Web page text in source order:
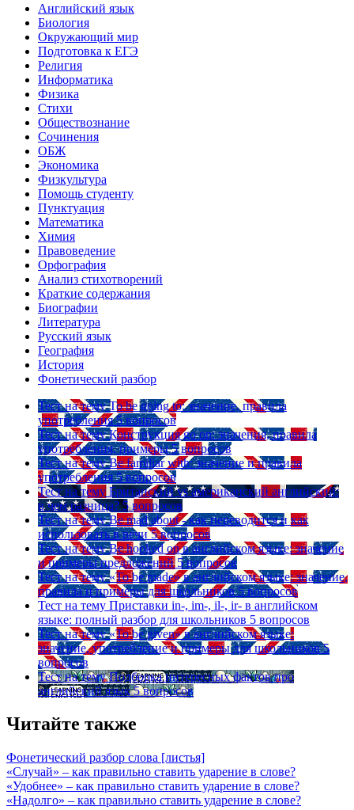
Английский язык
Биология
Окружающий мир
Подготовка к ЕГЭ
Религия
Информатика
Физика
Стихи
Обществознание
Сочинения
ОБЖ
Экономика
Физкультура
Помощь студенту
Пунктуация
Математика
Химия
Правоведение
Орфография
Анализ стихотворений
Краткие содержания
Биографии
Литература
Русский язык
География
История
Фонетический разбор
Тест на тему To be going to: значение, правила
употребления 5 вопросов
Тест на тему Конструкция go on: значения, правила
употребления, примеры 5 вопросов
Тест на тему Be familiar with: значение и правила
употребления 5 вопросов
Тест на тему Британский vs американский английский:
в чем разница? 5 вопросов
Тест на тему Be mad about - как переводится и как
использовать в речи 5 вопросов
Тест на тему Be hooked on в английском языке: значение
и примеры предложений 5 вопросов
Тест на тему «To be made» в английском языке: значение,
правила и примеры для школьников 5 вопросов
Тест на тему Приставки in-, im-, il-, ir- в английском
языке: полный разбор для школьников 5 вопросов
Тест на тему «To be given» в английском языке:
значение, употребление и примеры для школьников 5
вопросов
Тест на тему Подборка интересных фактов про
английский язык 5 вопросов
Читайте также
Фонетический разбор слова [листья]
«Случай» – как правильно ставить ударение в слове?
«Удобнее» – как правильно ставить ударение в слове?
«Надолго» – как правильно ставить ударение в слове?